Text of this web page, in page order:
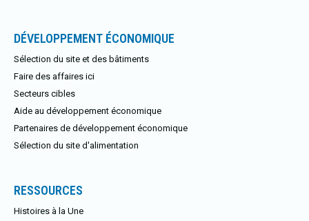
DÉVELOPPEMENT ÉCONOMIQUE
Sélection du site et des bâtiments
Faire des affaires ici
Secteurs cibles
Aide au développement économique
Partenaires de développement économique
Sélection du site d'alimentation
RESSOURCES
Histoires à la Une